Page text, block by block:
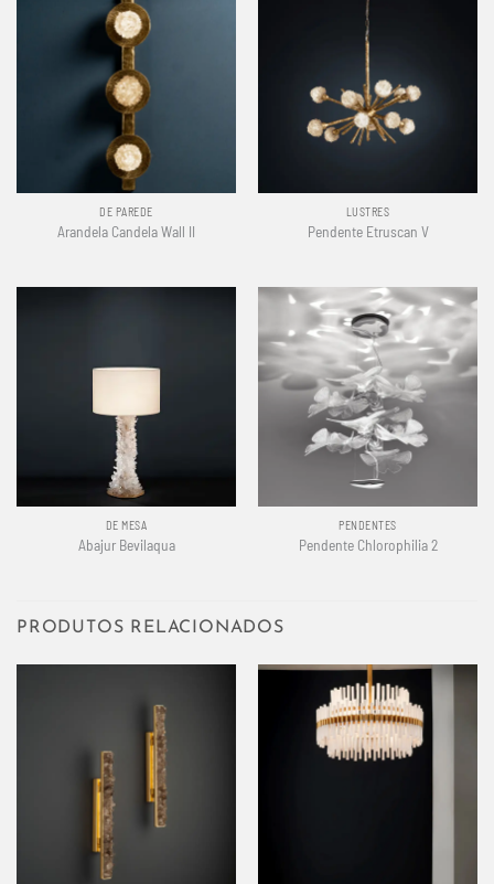
DE PAREDE
Arandela Candela Wall II
LUSTRES
Pendente Etruscan V
DE MESA
Abajur Bevilaqua
PENDENTES
Pendente Chlorophilia 2
PRODUTOS RELACIONADOS